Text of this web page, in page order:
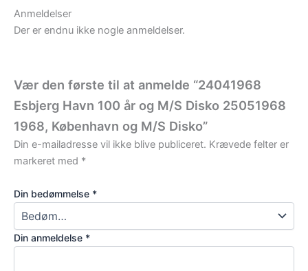
Anmeldelser
Der er endnu ikke nogle anmeldelser.
Vær den første til at anmelde “24041968
Esbjerg Havn 100 år og M/S Disko 25051968
1968, København og M/S Disko”
Din e-mailadresse vil ikke blive publiceret. Krævede felter er
markeret med *
Din bedømmelse *
Din anmeldelse *